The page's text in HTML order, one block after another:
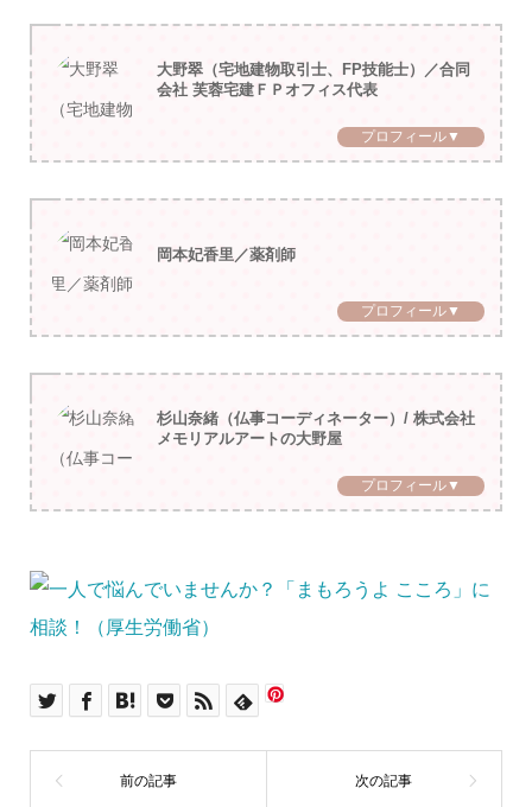
大野翠（宅地建物取引士、FP技能士）／合同
会社 芙蓉宅建ＦＰオフィス代表
プロフィール▼
岡本妃香里／薬剤師
プロフィール▼
杉山奈緒（仏事コーディネーター）/ 株式会社
メモリアルアートの大野屋
プロフィール▼